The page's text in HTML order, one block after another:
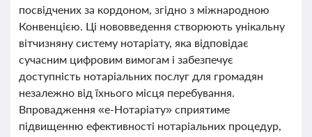
посвідчених за кордоном, згідно з міжнародною
Конвенцією. Ці нововведення створюють унікальну
вітчизняну систему нотаріату, яка відповідає
сучасним цифровим вимогам і забезпечує
доступність нотаріальних послуг для громадян
незалежно від їхнього місця перебування.
Впровадження «е-Нотаріату» сприятиме
підвищенню ефективності нотаріальних процедур,